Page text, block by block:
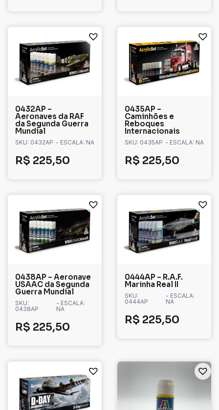
0432AP –
Aeronaves da RAF
da Segunda Guerra
Mundial
SKU: 0432AP - ESCALA: NA
R$ 225,50
0435AP –
Caminhões e
Reboques
Internacionais
SKU: 0435AP - ESCALA: NA
R$ 225,50
0438AP – Aeronave
USAAC da Segunda
Guerra Mundial
SKU:
0438AP
- ESCALA:
NA
R$ 225,50
0444AP – R.A.F.
Marinha Real II
SKU:
0444AP
- ESCALA:
NA
R$ 225,50